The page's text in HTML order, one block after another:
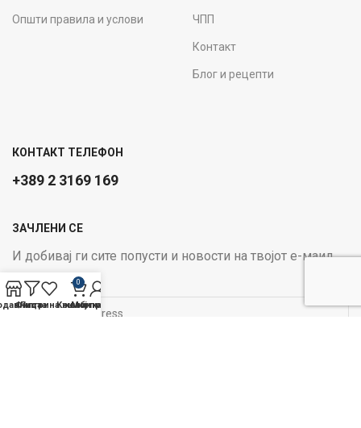
Општи правила и услови ЧПП
Контакт
Блог и рецепти
КОНТАКТ ТЕЛЕФОН
+389 2 3169 169
ЗАЧЛЕНИ СЕ
И добивај ги сите попусти и новости на твојот е-маил
Email address:
Филтри
Листа на желби
0
Кошничка
Мој профил